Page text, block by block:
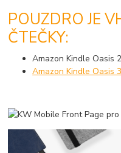
POUZDRO JE
ČTEČKY:
Amazon Kindle Oasis 2
Amazon Kindle Oasis 3